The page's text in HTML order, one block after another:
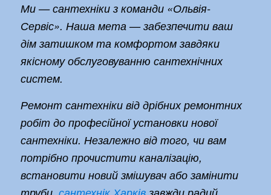
Ми — сантехніки з команди «Ольвія-
Сервіс». Наша мета — забезпечити ваш
дім затишком та комфортом завдяки
якісному обслуговуванню сантехнічних
систем.
Ремонт сантехніки від дрібних ремонтних
робіт до професійної установки нової
сантехніки. Незалежно від того, чи вам
потрібно прочистити каналізацію,
встановити новий змішувач або замінити